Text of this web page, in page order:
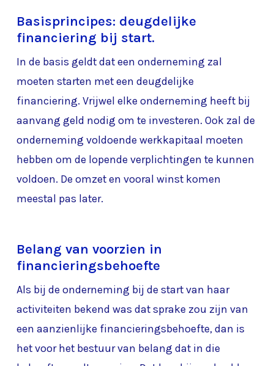
Basisprincipes: deugdelijke
financiering bij start.
In de basis geldt dat een onderneming zal
moeten starten met een deugdelijke
financiering. Vrijwel elke onderneming heeft bij
aanvang geld nodig om te investeren. Ook zal de
onderneming voldoende werkkapitaal moeten
hebben om de lopende verplichtingen te kunnen
voldoen. De omzet en vooral winst komen
meestal pas later.
Belang van voorzien in
financieringsbehoefte
Als bij de onderneming bij de start van haar
activiteiten bekend was dat sprake zou zijn van
een aanzienlijke financieringsbehoefte, dan is
het voor het bestuur van belang dat in die